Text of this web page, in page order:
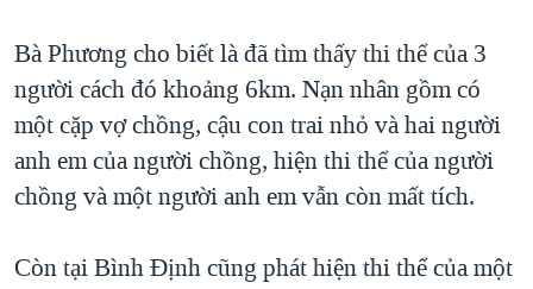
THƯỢNG ĐỈNH TRUMP-KIM TẠI VIỆT NAM
TRỊNH VĨNH BÌNH VS. CHÍNH PHỦ VIỆT NAM
NGƯ DÂN VIỆT VÀ LÀN SÓNG TRỘM HẢI SÂM
BÊN KIA QUỐC LỘ: TIẾNG VỌNG TỪ NÔNG THÔN MỸ
Bà Phương cho biết là đã tìm thấy thi thể của 3
người cách đó khoảng 6km. Nạn nhân gồm có
một cặp vợ chồng, cậu con trai nhỏ và hai người
anh em của người chồng, hiện thi thể của người
chồng và một người anh em vẫn còn mất tích.
Còn tại Bình Định cũng phát hiện thi thể của một